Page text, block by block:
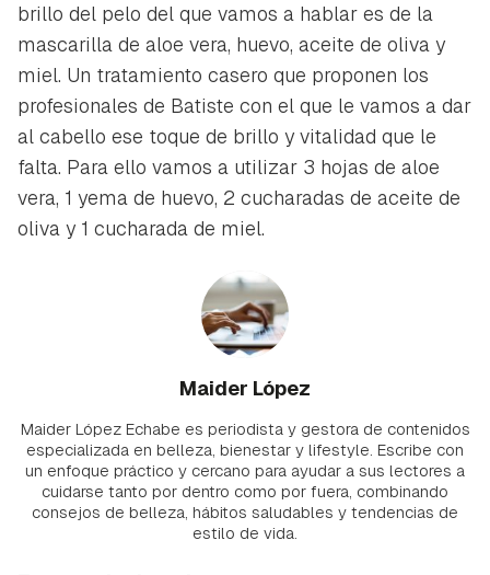
brillo del pelo del que vamos a hablar es de la
mascarilla de aloe vera, huevo, aceite de oliva y
miel. Un tratamiento casero que proponen los
profesionales de Batiste con el que le vamos a dar
al cabello ese toque de brillo y vitalidad que le
falta. Para ello vamos a utilizar 3 hojas de aloe
vera, 1 yema de huevo, 2 cucharadas de aceite de
oliva y 1 cucharada de miel.
Maider López
Maider López Echabe es periodista y gestora de contenidos
especializada en belleza, bienestar y lifestyle. Escribe con
un enfoque práctico y cercano para ayudar a sus lectores a
cuidarse tanto por dentro como por fuera, combinando
consejos de belleza, hábitos saludables y tendencias de
estilo de vida.